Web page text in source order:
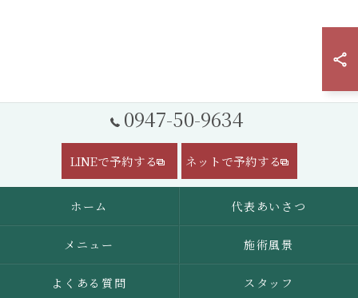
0947-50-9634
LINEで予約する ネットで予約する
ホーム 代表あいさつ
メニュー 施術風景
よくある質問 スタッフ